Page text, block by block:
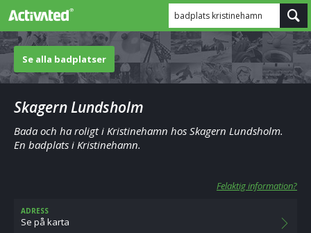
badplats kristinehamn
Se alla badplatser
Skagern Lundsholm
Bada och ha roligt i Kristinehamn hos Skagern Lundsholm.
En badplats i Kristinehamn.
Felaktig information?
ADRESS
Se på karta